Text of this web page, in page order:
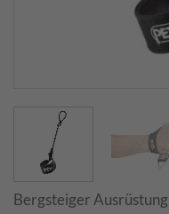
Bergsteiger Ausrüstung